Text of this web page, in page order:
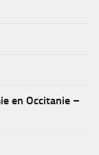
en Occitanie –